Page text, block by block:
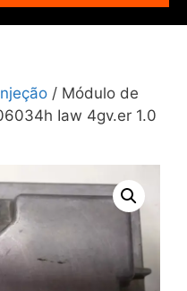
/ Módulo de
Iaw 4gv.er 1.0